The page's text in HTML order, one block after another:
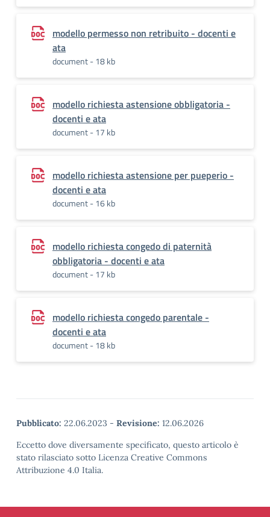
modello permesso non retribuito - docenti e
ata
document - 18 kb
modello richiesta astensione obbligatoria -
docenti e ata
document - 17 kb
modello richiesta astensione per pueperio -
docenti e ata
document - 16 kb
modello richiesta congedo di paternità
obbligatoria - docenti e ata
document - 17 kb
modello richiesta congedo parentale -
docenti e ata
document - 18 kb
Pubblicato: 22.06.2023 - Revisione: 12.06.2026
Eccetto dove diversamente specificato, questo articolo è
stato rilasciato sotto Licenza Creative Commons
Attribuzione 4.0 Italia.